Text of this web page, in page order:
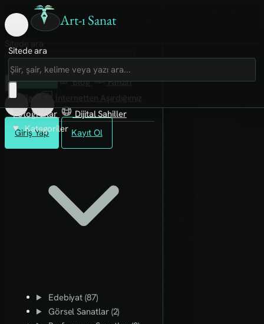
Art-ı Sanat
Giriş Yap Kayıt Ol
Sitede ara
Art-ı Sosyal
İmece
Kütüphane
Blog
Fanzin
Rafları
Fotoğraflar
Dijital Sahiller
Kategoriler
Edebiyat (87)
Görsel Sanatlar (2)